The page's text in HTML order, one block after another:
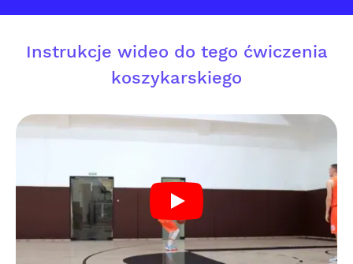
Instrukcje wideo do tego ćwiczenia
koszykarskiego